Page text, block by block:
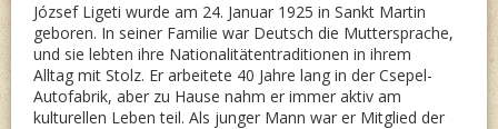
József Ligeti wurde am 24. Januar 1925 in Sankt Martin
geboren. In seiner Familie war Deutsch die Muttersprache,
und sie lebten ihre Nationalitätentraditionen in ihrem
Alltag mit Stolz. Er arbeitete 40 Jahre lang in der Csepel-
Autofabrik, aber zu Hause nahm er immer aktiv am
kulturellen Leben teil. Als junger Mann war er Mitglied der